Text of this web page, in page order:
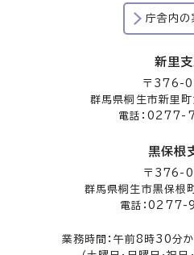
庁舎内の
新里
〒376-
群馬県桐生市新里
電話：0277-
黒保根
〒376-
群馬県桐生市黒保根
電話：0277-
業務時間：午前8時30分